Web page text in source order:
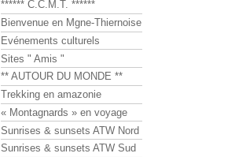
****** C.C.M.T. ******
Bienvenue en Mgne-Thiernoise
Evénements culturels
Sites " Amis "
** AUTOUR DU MONDE **
Trekking en amazonie
« Montagnards » en voyage
Sunrises & sunsets ATW Nord
Sunrises & sunsets ATW Sud